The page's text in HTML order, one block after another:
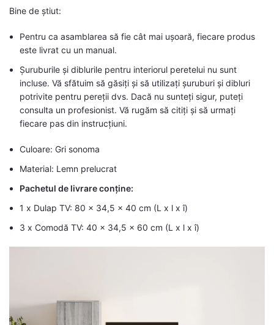
Bine de știut:
Pentru ca asamblarea să fie cât mai ușoară, fiecare produs
este livrat cu un manual.
Șuruburile și diblurile pentru interiorul peretelui nu sunt
incluse. Vă sfătuim să găsiți și să utilizați șuruburi și dibluri
potrivite pentru pereții dvs. Dacă nu sunteți sigur, puteți
consulta un profesionist. Vă rugăm să citiți și să urmați
fiecare pas din instrucțiuni.
Culoare: Gri sonoma
Material: Lemn prelucrat
Pachetul de livrare conține:
1 x Dulap TV: 80 x 34,5 x 40 cm (L x l x î)
3 x Comodă TV: 40 x 34,5 x 60 cm (L x l x î)